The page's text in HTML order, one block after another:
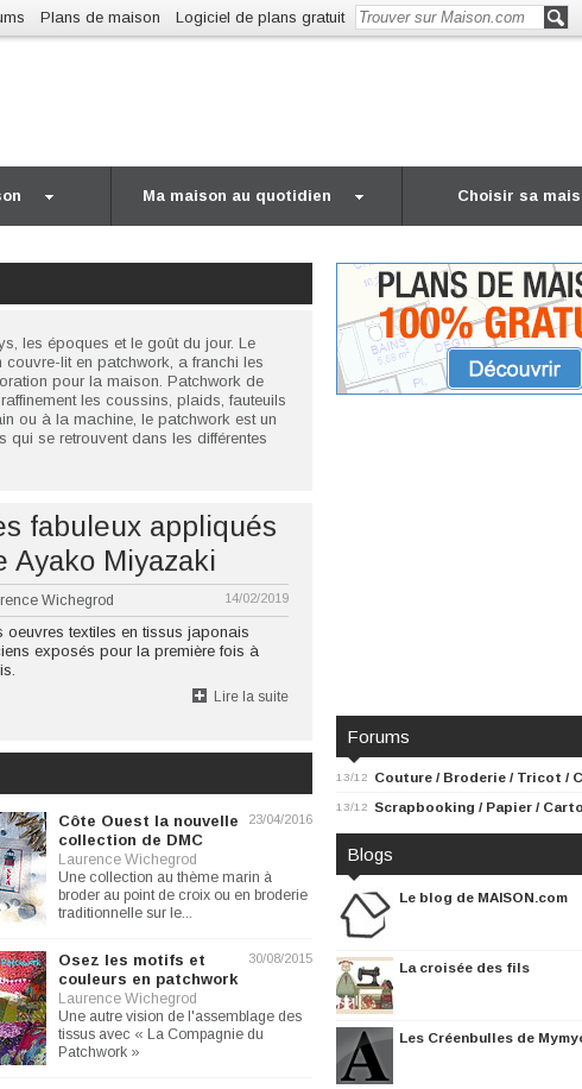
Plans de maison Logiciel de plans gratuit
Ma maison au quotidien Choisir sa
les époques et le goût du jour. Le
lit en patchwork, a franchi les
pour la maison. Patchwork de
les coussins, plaids, fauteuils
ou à la machine, le patchwork est un
qui se retrouvent dans les différentes
fabuleux appliqués
Ayako Miyazaki
14/02/2019
Wichegrod
oeuvres textiles en tissus japonais
exposés pour la première fois à
Lire la suite
23/04/2016
Côte Ouest la nouvelle
collection de DMC
Laurence Wichegrod
Une collection au thème marin à
broder au point de croix ou en broderie
traditionnelle sur le...
30/08/2015
Osez les motifs et
couleurs en patchwork
Laurence Wichegrod
Une autre vision de l'assemblage des
tissus avec « La Compagnie du
Patchwork »
Forums
13/12 Couture / Broderie / Tricot /
13/12 Scrapbooking / Papier /
Blogs
Le blog de MAISON.com
La croisée des fils
Les Créenbulles de